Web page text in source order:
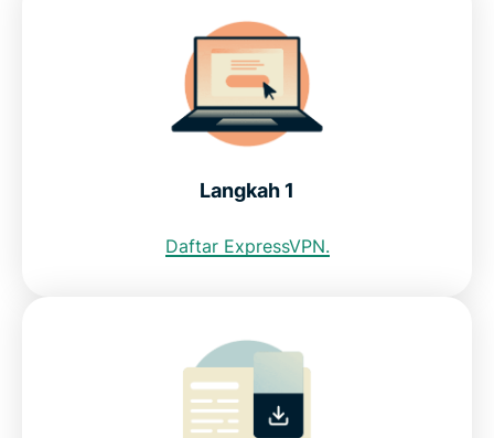
Bisakah saya menggunakan VPN gratis untuk
mendapatkan alamat IP Indonesia?
Batasan internet di Indonesia: Kominfo
Cari tahu bagaimana ExpressVPN bisa menjadi
ExpressVPN untuk negara lainnya
Cari tahu mengapa ExpressVPN menjadi VPN yang
Langkah 1
Daftar ExpressVPN.